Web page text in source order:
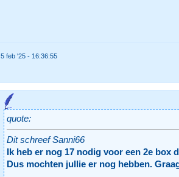
5 feb '25 - 16:36:55
quote:
Dit schreef Sanni66
Ik heb er nog 17 nodig voor een 2e
Dus mochten jullie er nog hebben.